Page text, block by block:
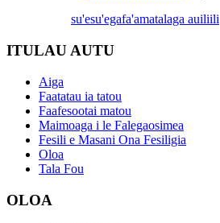
su'esu'egafa'amatalaga auiliili
ITULAU AUTU
Aiga
Faatatau ia tatou
Faafesootai matou
Maimoaga i le Falegaosimea
Fesili e Masani Ona Fesiligia
Oloa
Tala Fou
OLOA